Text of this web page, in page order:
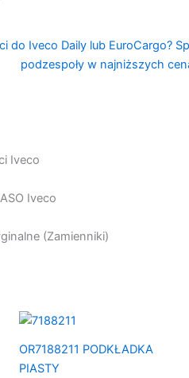
Iveco
Iveco
(Zamienniki)
OR7188211 PODKŁADKA
PIASTY